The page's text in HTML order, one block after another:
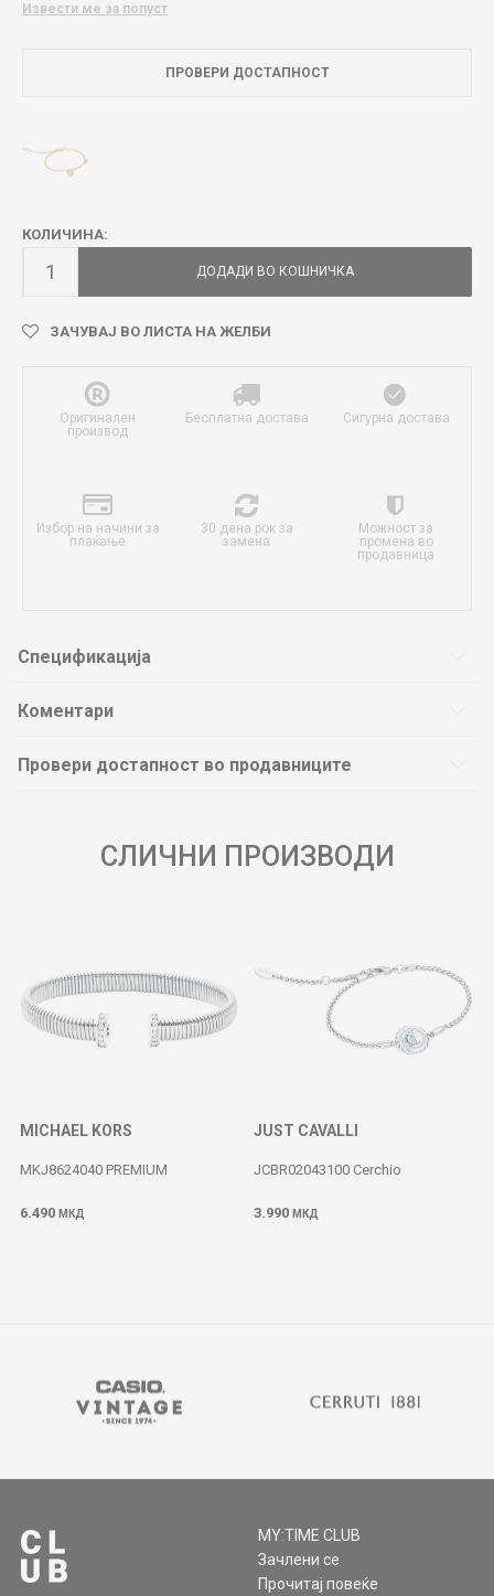
Извести ме за попуст
ПРОВЕРИ ДОСТАПНОСТ
КОЛИЧИНА:
ДОДАДИ ВО КОШНИЧКА
ЗАЧУВАЈ ВО ЛИСТА НА ЖЕЛБИ
Оригинален
производ
Бесплатна достава Сигурна достава
Избор на начини за
плаќање
30 дена рок за
замена
Можност за
промена во
продавница
Спецификација
Коментари
Провери достапност во продавниците
СЛИЧНИ ПРОИЗВОДИ
MICHAEL KORS
MKJ8624040 PREMIUM
6.490 МКД
JUST CAVALLI
JCBR02043100 Cerchio
3.990 МКД
MY:TIME CLUB
Зачлени се
Прочитај повеќе